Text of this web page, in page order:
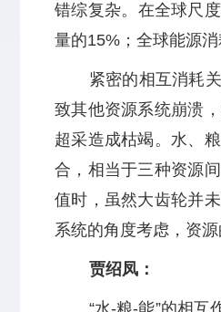
错综复杂。在全球尺
量的15%；全球能源
紧密的相互消耗
致其他资源系统崩溃
超采造成枯竭。水、
合，相当于三种资源
值时，虽然大齿轮并
系统的角度考虑，资
贾绍凤：
“水-粮-能”的相互